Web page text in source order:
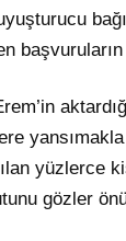
başvuruların
yüzlerce
gözler